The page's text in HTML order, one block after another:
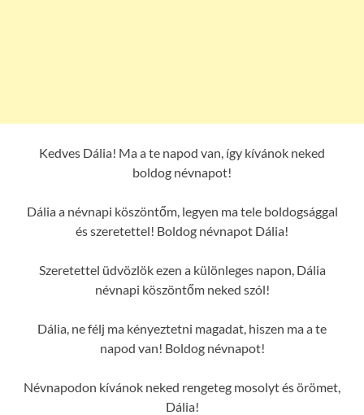
Kedves Dália! Ma a te napod van, így kívánok neked
boldog névnapot!
Dália a névnapi köszöntőm, legyen ma tele boldogsággal
és szeretettel! Boldog névnapot Dália!
Szeretettel üdvözlök ezen a különleges napon, Dália
névnapi köszöntőm neked szól!
Dália, ne félj ma kényeztetni magadat, hiszen ma a te
napod van! Boldog névnapot!
Névnapodon kívánok neked rengeteg mosolyt és örömet,
Dália!